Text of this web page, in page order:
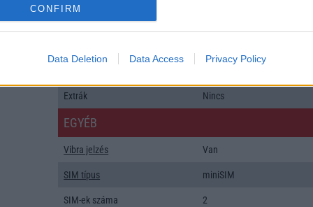
CONFIRM
Data Deletion Data Access Privacy Policy
T9 szótár
Office alkalmazások
DV = Document viewer
Extrák Nincs
EGYÉB
Vibra jelzés Van
SIM típus miniSIM
SIM-ek száma 2